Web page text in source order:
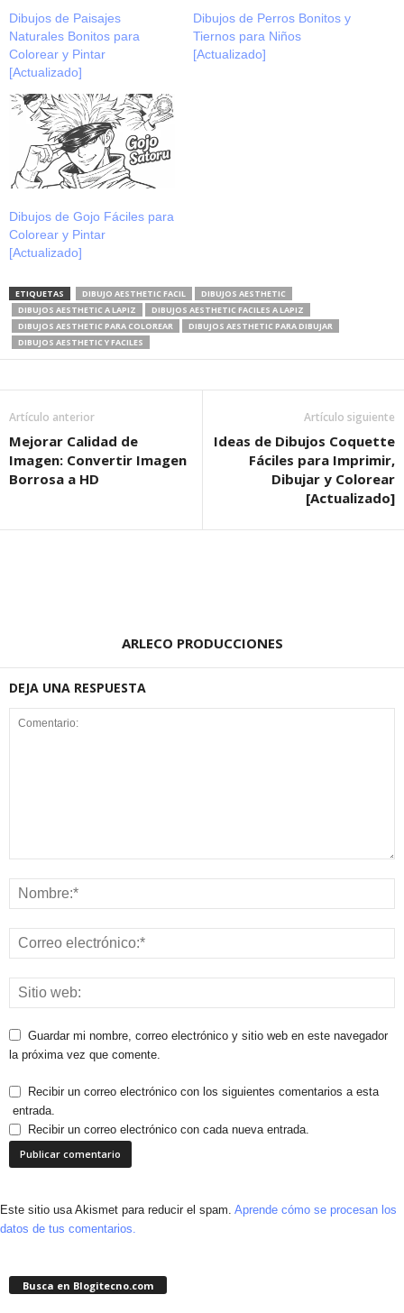
Dibujos de Paisajes
Naturales Bonitos para
Colorear y Pintar
[Actualizado]
Dibujos de Perros Bonitos y
Tiernos para Niños
[Actualizado]
Dibujos de Gojo Fáciles para
Colorear y Pintar
[Actualizado]
ETIQUETAS DIBUJO AESTHETIC FACIL
DIBUJOS AESTHETIC
DIBUJOS AESTHETIC A LAPIZ
DIBUJOS AESTHETIC FACILES A LAPIZ
DIBUJOS AESTHETIC PARA COLOREAR
DIBUJOS AESTHETIC PARA DIBUJAR
DIBUJOS AESTHETIC Y FACILES
Artículo anterior
Mejorar Calidad de
Imagen: Convertir Imagen
Borrosa a HD
Artículo siguiente
Ideas de Dibujos Coquette
Fáciles para Imprimir,
Dibujar y Colorear
[Actualizado]
ARLECO PRODUCCIONES
DEJA UNA RESPUESTA
Guardar mi nombre, correo electrónico y sitio web en este navegador
la próxima vez que comente.
Recibir un correo electrónico con los siguientes comentarios a esta
entrada.
Recibir un correo electrónico con cada nueva entrada.
Este sitio usa Akismet para reducir el spam. Aprende cómo se procesan los
datos de tus comentarios.
Busca en Blogitecno.com